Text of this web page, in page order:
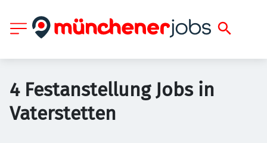
4 Festanstellung Jobs in
Vaterstetten